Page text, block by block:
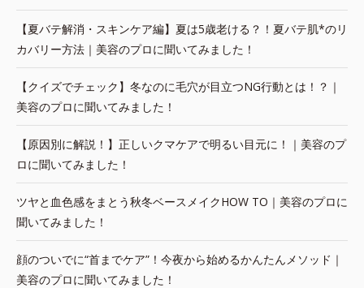
【夏バテ解消・スキンケア編】夏は5歳老ける？！夏バテ肌*のリ
カバリー方法｜美容のプロに聞いてみました！
【クイズでチェック】冬なのに毛穴が目立つNG行動とは！？｜
美容のプロに聞いてみました！
【原因別に解説！】正しいクマケアで明るい目元に！｜美容のプ
ロに聞いてみました！
ツヤと血色感をまとう秋冬ベースメイクHOW TO｜美容のプロに
聞いてみました！
顔のついでに“首までケア”！今夜から始めるかんたんメソッド｜
美容のプロに聞いてみました！